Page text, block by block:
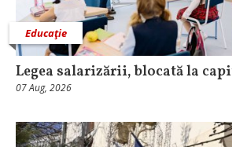
Educaţie
Legea salarizării, blocată la
07 Aug, 2026